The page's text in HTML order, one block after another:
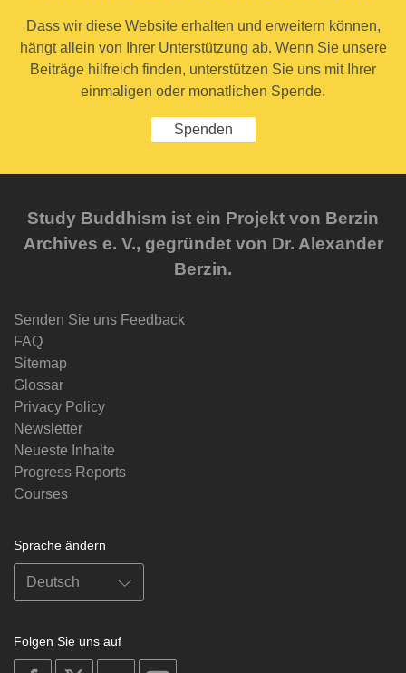
Dass wir diese Website erhalten und erweitern können,
hängt allein von Ihrer Unterstützung ab. Wenn Sie unsere
Beiträge hilfreich finden, unterstützen Sie uns mit Ihrer
einmaligen oder monatlichen Spende.
Spenden
Study Buddhism ist ein Projekt von Berzin
Archives e. V., gegründet von Dr. Alexander
Berzin.
Senden Sie uns Feedback
FAQ
Sitemap
Glossar
Privacy Policy
Newsletter
Neueste Inhalte
Progress Reports
Courses
Sprache ändern
Folgen Sie uns auf
on